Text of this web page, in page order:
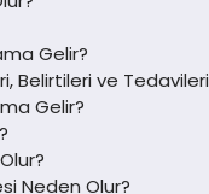
Gelir?
Belirtileri ve Tedavileri
Gelir?
Neden Olur?